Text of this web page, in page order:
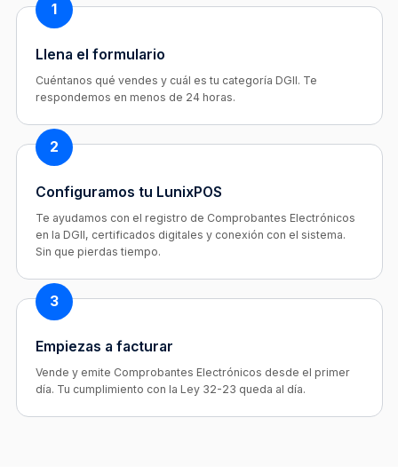
1
Llena el formulario
Cuéntanos qué vendes y cuál es tu categoría DGII. Te
respondemos en menos de 24 horas.
2
Configuramos tu LunixPOS
Te ayudamos con el registro de Comprobantes Electrónicos
en la DGII, certificados digitales y conexión con el sistema.
Sin que pierdas tiempo.
3
Empiezas a facturar
Vende y emite Comprobantes Electrónicos desde el primer
día. Tu cumplimiento con la Ley 32-23 queda al día.